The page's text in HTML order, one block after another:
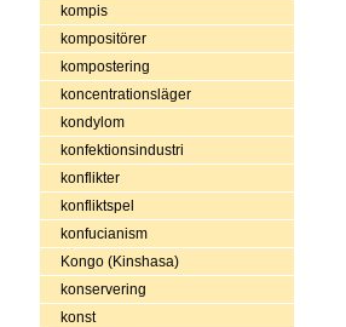
kompis
kompositörer
kompostering
koncentrationsläger
kondylom
konfektionsindustri
konflikter
konfliktspel
konfucianism
Kongo (Kinshasa)
konservering
konst